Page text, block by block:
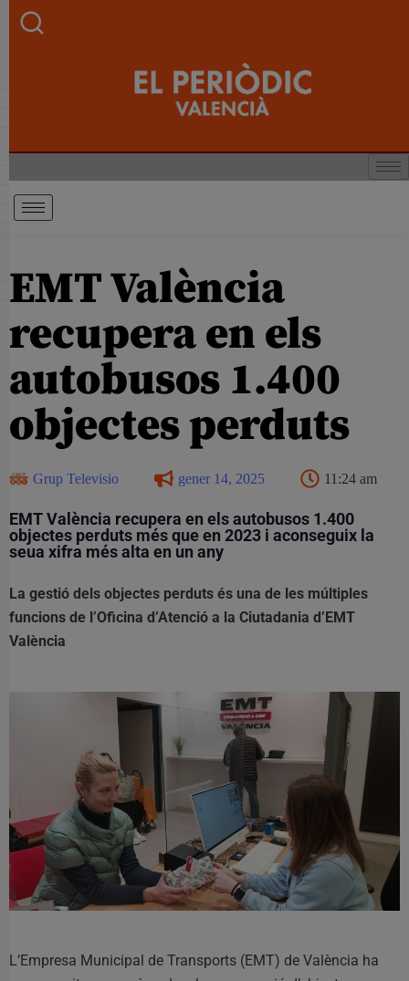
EMT València
recupera en els
autobusos 1.400
objectes perduts
Grup Televisio gener 14, 2025 11:24 am
EMT València recupera en els autobusos 1.400
objectes perduts més que en 2023 i aconseguix la
seua xifra més alta en un any
La gestió dels objectes perduts és una de les múltiples
funcions de l’Oficina d’Atenció a la Ciutadania d’EMT
València
L’Empresa Municipal de Transports (EMT) de València ha